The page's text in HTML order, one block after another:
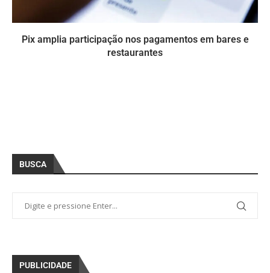
Pix amplia participação nos pagamentos em bares e
restaurantes
BUSCA
PUBLICIDADE